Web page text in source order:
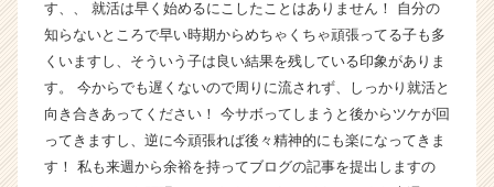
く
就
活
サ
イ
ト
チ
ア
す、、 就活は早く始めるにこしたことはありません！ 自分の
知らないところで早い時期からめちゃくちゃ頑張ってる子も多
くいますし、そういう子は良い結果を残している印象がありま
す。 今からでも遅くないので周りに流されず、しっかり就活と
向き合きあってください！ 今サボってしまうと後からツケが回
ってきますし、逆に今頑張れば後々精神的にも楽になってきま
す！ 私も来週から余裕を持ってブログの記事を提出しますの